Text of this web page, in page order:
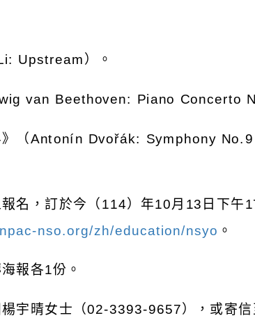
Upstream ）。
van Beethoven: Piano Concerto
（Antonín Dvořák: Symphony
名，訂於今（ 114）年10月 13 日下午
nso.org/zh/education/nsyo 。
報各1份。
宇晴女士（02-3393-9657），或寄